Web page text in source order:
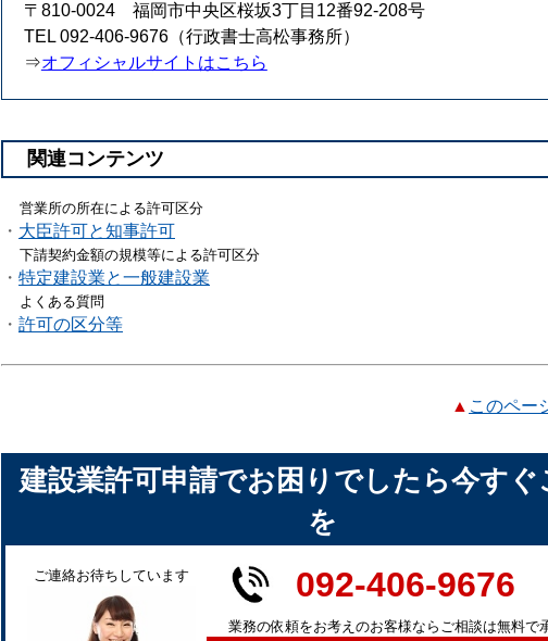
〒810-0024 福岡市中央区桜坂3丁目12番92-208号
TEL 092-406-9676（行政書士高松事務所）
⇒オフィシャルサイトはこちら
関連コンテンツ
営業所の所在による許可区分
・ 大臣許可と知事許可
下請契約金額の規模等による許可区分
・ 特定建設業と一般建設業
よくある質問
・ 許可の区分等
▲ このペー
建設業許可申請でお困りでしたら今すぐ
を
ご連絡お待ちしています 092-406-9676
業務の依頼をお考えのお客様ならご相談は無料で